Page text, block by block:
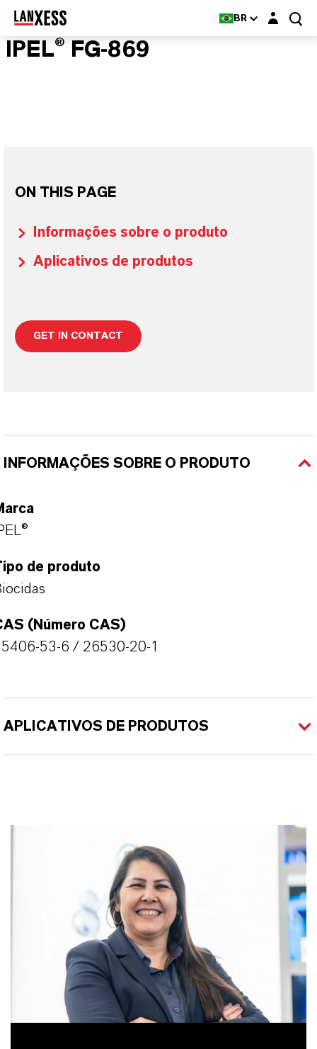
BR Login layer
IPEL® FG-869
ON THIS PAGE
Informações sobre o produto
Aplicativos de produtos
GET IN CONTACT
INFORMAÇÕES SOBRE O PRODUTO
de produto
(Número CAS)
53-6 / 26530-20-1
APLICATIVOS DE PRODUTOS